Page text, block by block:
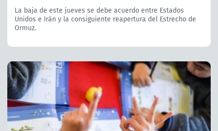
La baja de este jueves se debe acuerdo entre Estados
Unidos e Irán y la consiguiente reapertura del Estrecho de
Ormuz.